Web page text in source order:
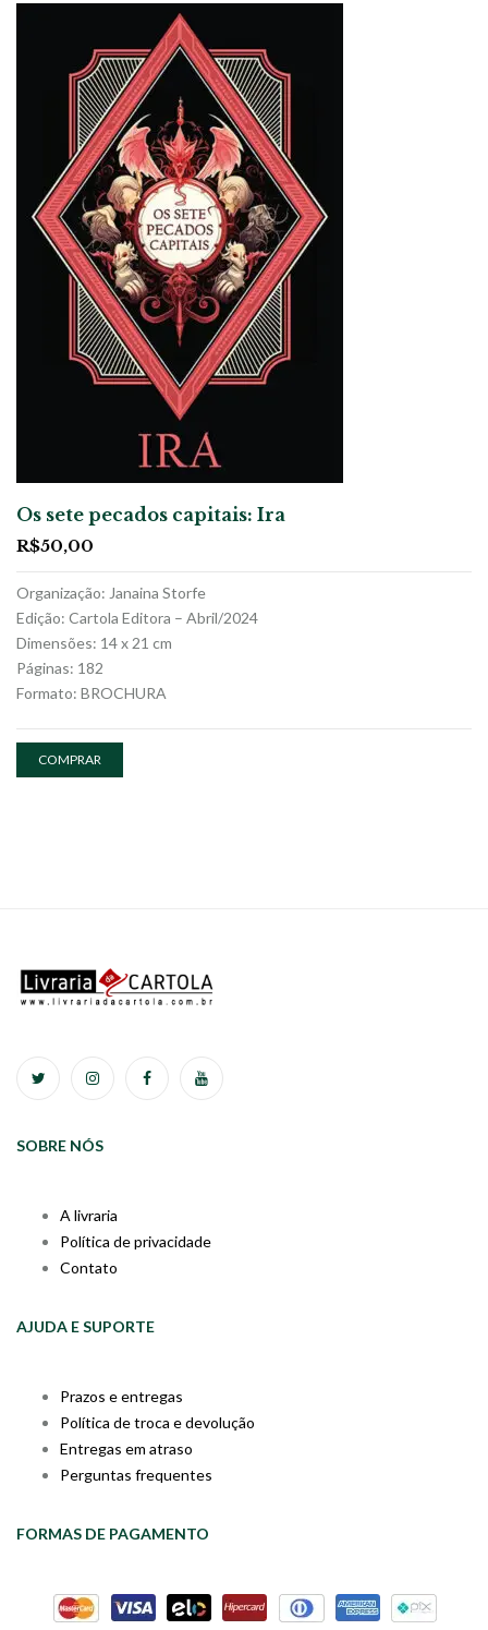
Os sete pecados capitais: Ira
R$50,00
Organização: Janaina Storfe
Edição: Cartola Editora – Abril/2024
Dimensões: 14 x 21 cm
Páginas: 182
Formato: BROCHURA
COMPRAR
SOBRE NÓS
A livraria
Política de privacidade
Contato
AJUDA E SUPORTE
Prazos e entregas
Política de troca e devolução
Entregas em atraso
Perguntas frequentes
FORMAS DE PAGAMENTO